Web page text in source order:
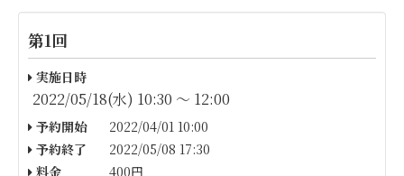
第1回
実施日時
2022/05/18(水) 10:30 〜 12:00
予約開始
2022/04/01 10:00
予約終了
2022/05/08 17:30
料金
400円